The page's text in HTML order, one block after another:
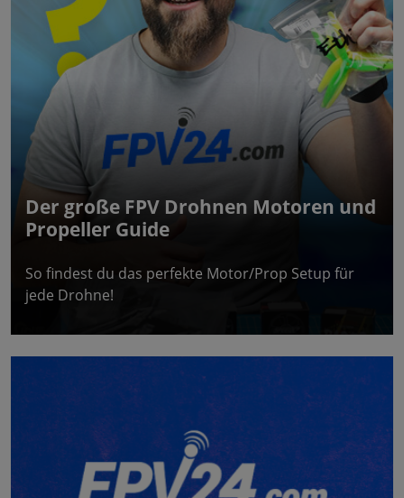
Der große FPV Drohnen Motoren und
Propeller Guide
So findest du das perfekte Motor/Prop Setup für
jede Drohne!